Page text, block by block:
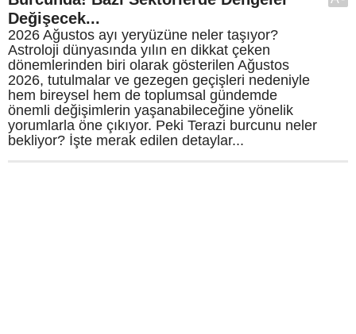
Değişecek...
2026 Ağustos ayı yeryüzüne neler taşıyor?
Astroloji dünyasında yılın en dikkat çeken
dönemlerinden biri olarak gösterilen Ağustos
2026, tutulmalar ve gezegen geçişleri nedeniyle
hem bireysel hem de toplumsal gündemde
önemli değişimlerin yaşanabileceğine yönelik
yorumlarla öne çıkıyor. Peki Terazi burcunu neler
bekliyor? İşte merak edilen detaylar...